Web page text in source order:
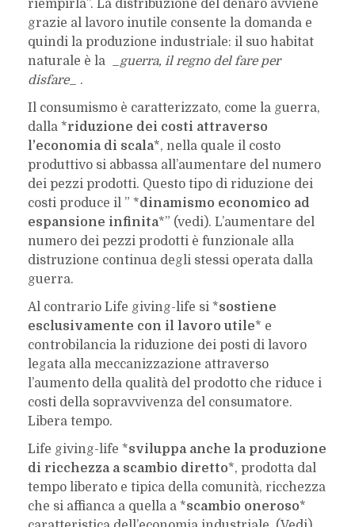
riempirla”. La distribuzione del denaro avviene
grazie al lavoro inutile consente la domanda e
quindi la produzione industriale: il suo habitat
naturale è la _ guerra, il regno del fare per
disfare_ .
Il consumismo è caratterizzato, come la guerra,
dalla *riduzione dei costi attraverso
l’economia di scala*, nella quale il costo
produttivo si abbassa all’aumentare del numero
dei pezzi prodotti. Questo tipo di riduzione dei
costi produce il ” *dinamismo economico ad
espansione infinita*” (vedi). L’aumentare del
numero dei pezzi prodotti è funzionale alla
distruzione continua degli stessi operata dalla
guerra.
Al contrario Life giving-life si *sostiene
esclusivamente con il lavoro utile* e
controbilancia la riduzione dei posti di lavoro
legata alla meccanizzazione attraverso
l’aumento della qualità del prodotto che riduce i
costi della sopravvivenza del consumatore.
Libera tempo.
Life giving-life *sviluppa anche la produzione
di ricchezza a scambio diretto*, prodotta dal
tempo liberato e tipica della comunità, ricchezza
che si affianca a quella a *scambio oneroso*